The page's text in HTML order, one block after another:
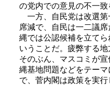
の党内での意見の不一
一方、自民党は改選第
席減で、自民は一二議
縄では公認候補を立て
いうことだ。疲弊する
そのぶん、マスコミが
縄基地問題などをテー
で、菅内閣は政策を実